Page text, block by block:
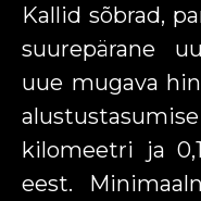
Kallid sõbrad,
suurepärane
uue mugava
kilomeetri ja
eest.